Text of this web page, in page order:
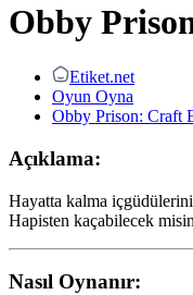
Obby
Etiket.net
Oyun Oyna
Obby Prison: Craft
Açıklama:
Hayatta kalma
Hapisten kaçabilecek
Nasıl Oynanır: